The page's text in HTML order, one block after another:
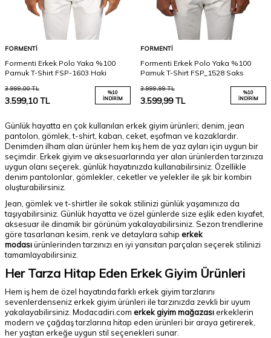
FORMENTI
Formenti Erkek Polo Yaka %100
Pamuk T-Shirt FSP-1603 Haki
3.999,00TL
3.599,10TL
%10
İNDIRIM
FORMENTI
Formenti Erkek Polo Yaka %100
Pamuk T-Shirt FSP_1528 Saks
3.999,99TL
3.599,99TL
%10
İNDIRIM
Günlük hayatta en çok kullanılan erkek giyim ürünleri; denim, jean
pantolon, gömlek, t-shirt, kaban, ceket, eşofman ve kazaklardır.
Denimden ilham alan ürünler hem kış hem de yaz ayları için uygun bir
seçimdir. Erkek giyim ve aksesuarlarında yer alan ürünlerden tarzınıza
uygun olanı seçerek, günlük hayatınızda kullanabilirsiniz. Özellikle
denim pantolonlar, gömlekler, ceketler ve yelekler ile şık bir kombin
oluşturabilirsiniz.
Jean, gömlek ve t-shirtler ile sokak stilinizi günlük yaşamınıza da
taşıyabilirsiniz. Günlük hayatta ve özel günlerde size eşlik eden kıyafet,
aksesuar ile dinamik bir görünüm yakalayabilirsiniz. Sezon trendlerine
göre tasarlanan kesim, renk ve detaylara sahip erkek
modasıürünlerinden tarzınızı en iyi yansıtan parçaları seçerek stilinizi
tamamlayabilirsiniz.
Her Tarza Hitap Eden Erkek Giyim Ürünleri
Hem iş hem de özel hayatında farklı erkek giyim tarzlarını
sevenlerdenseniz erkek giyim ürünleri ile tarzınızda zevkli bir uyum
yakalayabilirsiniz. Modacadiri.com erkek giyim mağazasıerkeklerin
modern ve çağdaş tarzlarına hitap eden ürünleri bir araya getirerek,
her yaştan erkeğe uygun stil seçenekleri sunar.